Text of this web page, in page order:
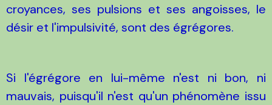
croyances, ses pulsions et ses angoisses, le
désir et l'impulsivité, sont des égrégores.
Si l'égrégore en lui-même n'est ni bon, ni
mauvais, puisqu'il n'est qu'un phénomène issu